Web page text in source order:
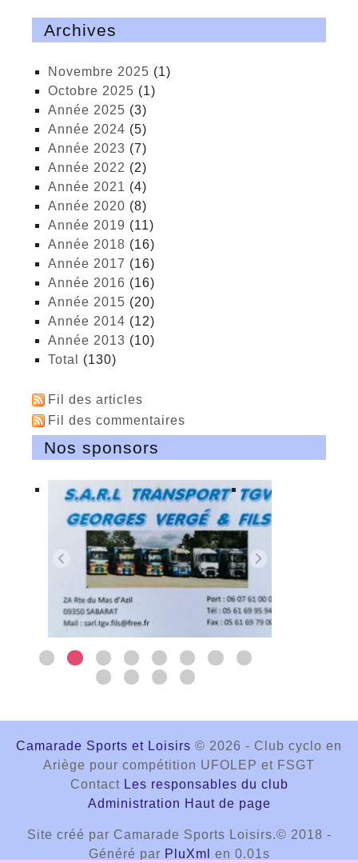
Archives
novembre 2025 (1)
octobre 2025 (1)
année 2025 (3)
année 2024 (5)
année 2023 (7)
année 2022 (2)
année 2021 (4)
année 2020 (8)
année 2019 (11)
année 2018 (16)
année 2017 (16)
année 2016 (16)
année 2015 (20)
année 2014 (12)
année 2013 (10)
total (130)
Fil des articles
Fil des commentaires
Nos sponsors
Camarade Sports et Loisirs © 2026 - Club cyclo en
Ariège pour compétition UFOLEP et FSGT
Contact Les responsables du club
Administration Haut de page
Site créé par Camarade Sports Loisirs.© 2018 -
Généré par PluXml en 0.01s